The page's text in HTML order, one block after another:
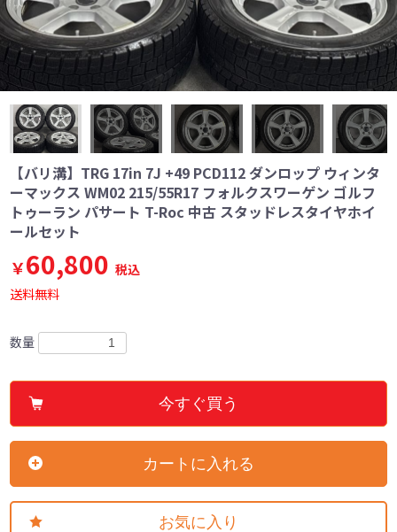
【バリ溝】TRG 17in 7J +49 PCD112 ダンロップ ウィンタ
ーマックス WM02 215/55R17 フォルクスワーゲン ゴルフ
トゥーラン パサート T-Roc 中古 スタッドレスタイヤホイ
ールセット
￥60,800 税込
送料無料
数量
今すぐ買う
カートに入れる
お気に入り